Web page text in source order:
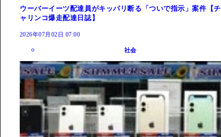
ウーバーイーツ配達員がキッパリ断る「ついで指示」案件【チ
ャリンコ爆走配達日誌】
2026年07月02日 07:00
社会